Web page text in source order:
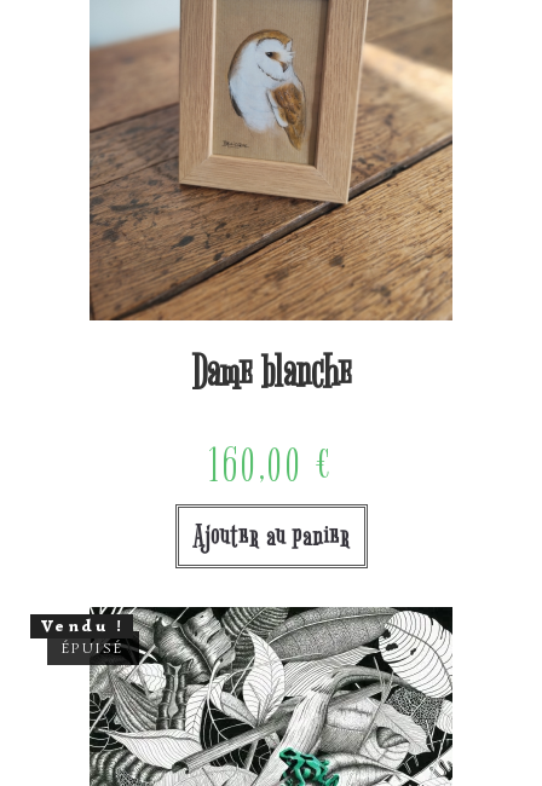
Dame blanche
160,00 €
Ajouter au panier
Vendu !
ÉPUISÉ